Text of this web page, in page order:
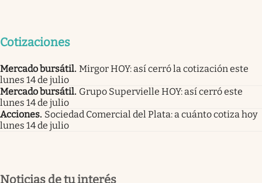
Cotizaciones
Mercado bursátil. Mirgor HOY: así cerró la cotización este
lunes 14 de julio
Mercado bursátil. Grupo Supervielle HOY: así cerró este
lunes 14 de julio
Acciones. Sociedad Comercial del Plata: a cuánto cotiza hoy
lunes 14 de julio
Noticias de tu interés